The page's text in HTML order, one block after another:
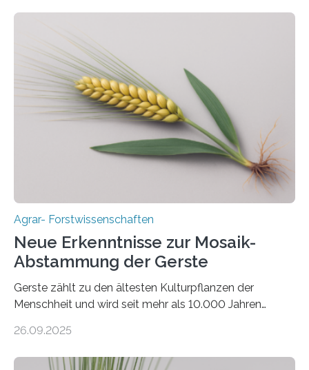
nach nachhaltigen Alternativen zur Energiegewinnung
aus landwirtschaftlichen Kulturen ist ein zentrales
Anliegen im Zuge der europäischen Klimaziele, bis
2050 klimaneutral zu werden. In Deutschland dominiert
bislang der Mais als Energiepflanze, doch sein Anbau
bringt ökologische Herausforderungen mit sich:
Bodenerosion, Nährstoffauswaschung und…
Agrar- Forstwissenschaften
Neue Erkenntnisse zur Mosaik-
Abstammung der Gerste
Gerste zählt zu den ältesten Kulturpflanzen der
Menschheit und wird seit mehr als 10.000 Jahren
einzigen Ort domestiziert wurde. Eine neue Studie eines
26.09.2025